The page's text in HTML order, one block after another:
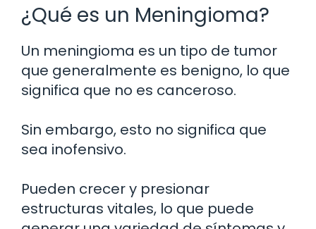
¿Qué es un Meningioma?
Un meningioma es un tipo de tumor
que generalmente es benigno, lo que
significa que no es canceroso.
Sin embargo, esto no significa que
sea inofensivo.
Pueden crecer y presionar
estructuras vitales, lo que puede